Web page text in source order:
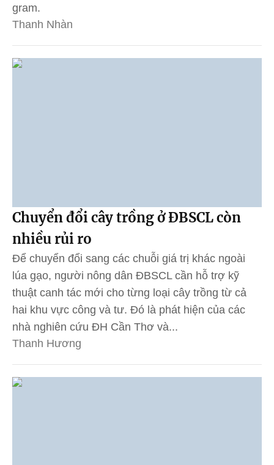
gram.
Thanh Nhàn
Chuyển đổi cây trồng ở ĐBSCL còn
nhiều rủi ro
Để chuyển đổi sang các chuỗi giá trị khác ngoài
lúa gạo, người nông dân ĐBSCL cần hỗ trợ kỹ
thuật canh tác mới cho từng loại cây trồng từ cả
hai khu vực công và tư. Đó là phát hiện của các
nhà nghiên cứu ĐH Cần Thơ và...
Thanh Hương